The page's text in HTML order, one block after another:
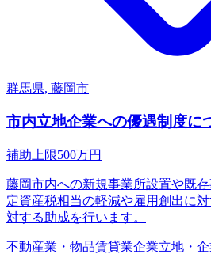
群馬県, 藤岡市
市内立地企業への優遇制度に
補助上限500万円
藤岡市内への新規事業所設置や既
定資産税相当の軽減や雇用創出に
対する助成を行います。
不動産業・物品賃貸業企業立地・